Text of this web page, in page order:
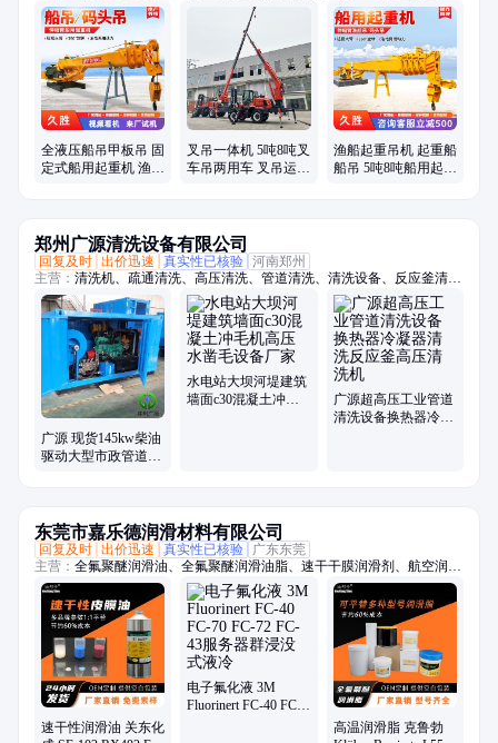
吊、折臂吊、随车挖、履带蜘蛛吊、吊挖一体机、三轮随车吊、履带随车
吊、三轮吊、履带随车挖、履带吊车、船用起重机、拖拉机平板吊、履带
随车抓、下葬车、四不像吊车、车载吊机、抓木机、拖拉机吊钻一体机、
小吊车、装载机
全液压船吊甲板吊 固
定式船用起重机 渔船
叉吊一体机 5吨8吨叉
车吊两用车 叉吊运一
渔船起重吊机 起重船
船吊 5吨8吨船用起重
郑州广源清洗设备有限公司
回复及时 出价迅速 真实性已核验 河南郑州
主营： 清洗机、疏通清洗、高压清洗、管道清洗、清洗设备、反应釜清
洗、超高压、冲毛机、铝模板、拉毛机、混凝土、换热器、高压水、柴油
驱动、锅炉管道、电机驱动、船体除锈、管道疏通、除锈除漆、钢坯除
磷、电驱动高压、水除磷系统、水喷砂除锈、冷凝器管道、下水道疏通
广源 现货145kw柴油
驱动大型市政管道清
水电站大坝河堤建筑
墙面c30混凝土冲毛
广源超高压工业管道
清洗设备换热器冷凝
东莞市嘉乐德润滑材料有限公司
回复及时 出价迅速 真实性已核验
广东东莞
主营： 全氟聚醚润滑油、全氟聚醚润滑油脂、速干干膜润滑剂、航空润滑
油脂、-70至1400度润滑油脂、轴承润滑油脂、齿轮润滑油脂、螺丝螺栓
润滑油脂、抗咬合防卡剂、高真空密封硅脂、电子氟化冷却液、疏水涂层
涂料、一比一平替进口品牌系列油脂
速干性润滑油 关东化
电子氟化液 3M
Fluorinert FC-40 FC-
高温润滑脂 克鲁勃